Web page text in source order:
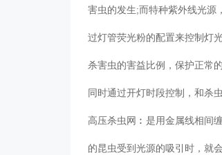
害虫的发生;而特种紫外线光源
过灯管荧光粉的配置来控制灯
杀害虫的害益比例，保护正常
同时通过开灯时段控制，和杀
高压杀虫网︰是用金属线相间
的昆虫受到光源的吸引时，就